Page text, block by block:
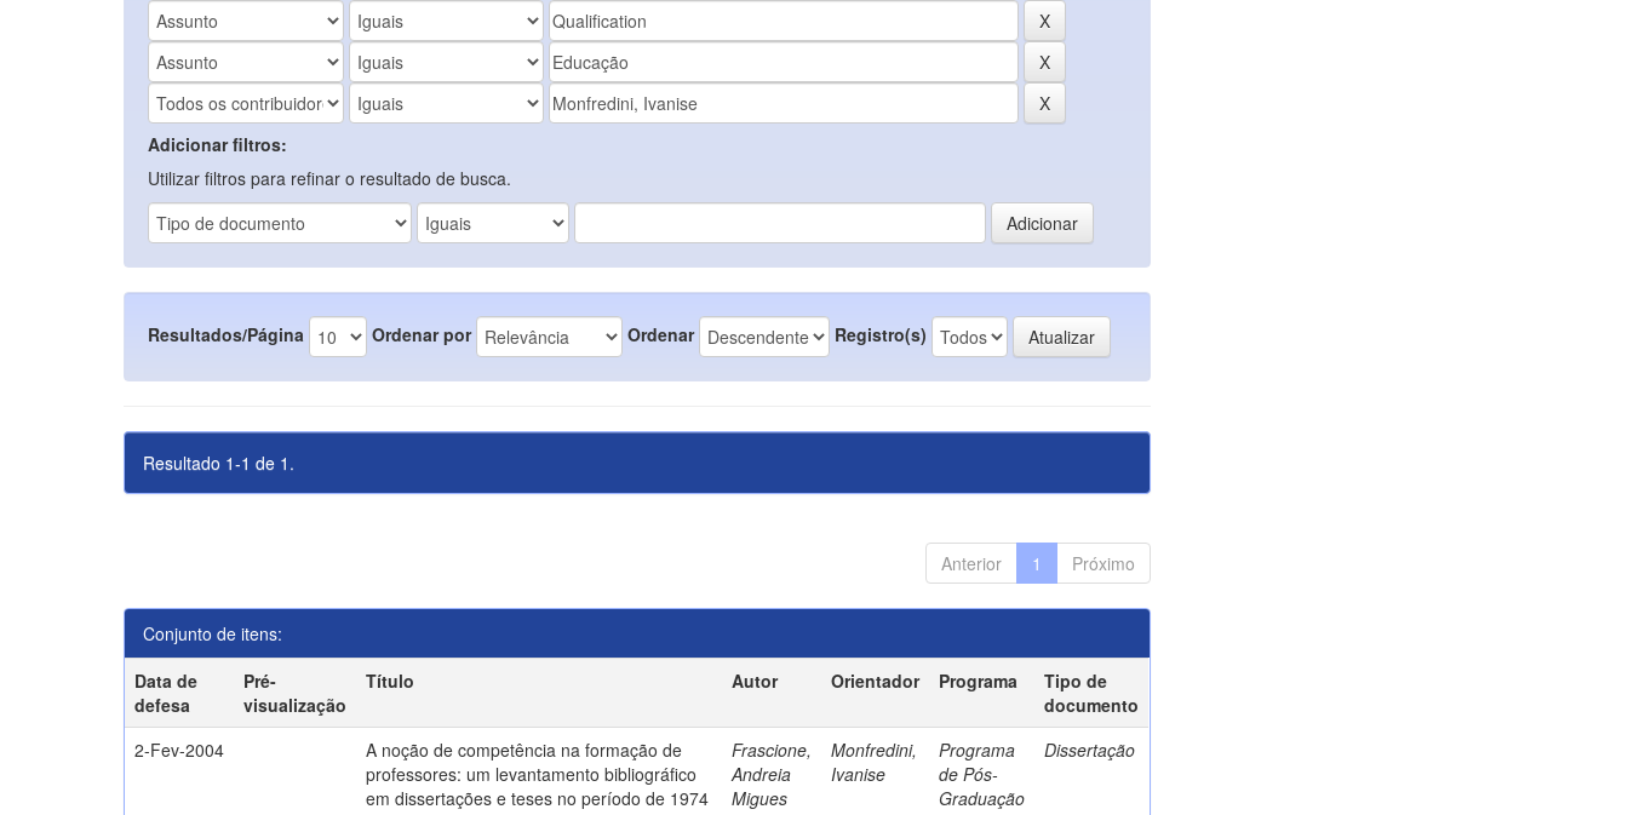
Adicionar filtros:
Utilizar filtros para refinar o resultado de busca.
Resultados/Página Ordenar por Ordenar Registro(s)
Resultado 1-1 de 1.
Anterior 1 Próximo
Conjunto de itens:
Data de
defesa
Pré-
visualização
Título Autor Orientador Programa
Tipo de
documento
2-Fev-2004
A noção de competência na formação de
professores: um levantamento bibliográfico
em dissertações e teses no período de 1974
Frascione,
Andreia
Migues
Monfredini,
Ivanise
Programa
de Pós-
Graduação
Dissertação